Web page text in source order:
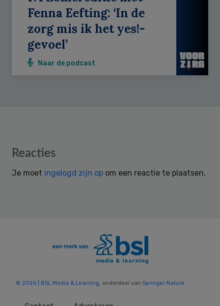
Fenna Eefting: ‘In de
zorg mis ik het yes!-
gevoel’
Naar de podcast
Reader
Reacties
Je moet ingelogd zijn op om een reactie te plaatsen.
© 2026 | BSL Media & Learning, onderdeel van Springer Nature